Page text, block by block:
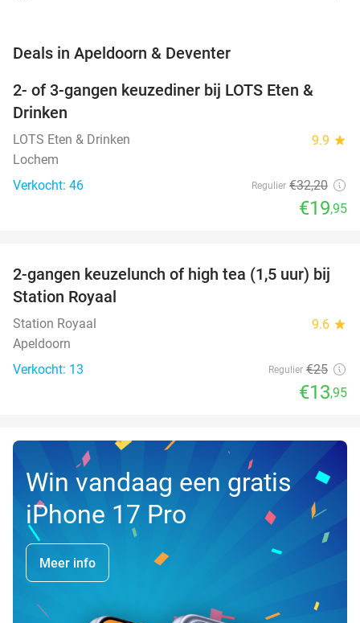
Deals in Apeldoorn & Deventer
38%
TODAY
2- of 3-gangen keuzediner bij LOTS Eten &
Drinken
LOTS Eten & Drinken 9.9 star
Lochem
Verkocht: 46
Regulier €32,20
€19,95
44%
NEW
TODAY
2-gangen keuzelunch of high tea (1,5 uur) bij
Station Royaal
Station Royaal 9.6 star
Apeldoorn
Verkocht: 13
Regulier €25
€13,95
Win vandaag een gratis
iPhone 17 Pro
Meer info